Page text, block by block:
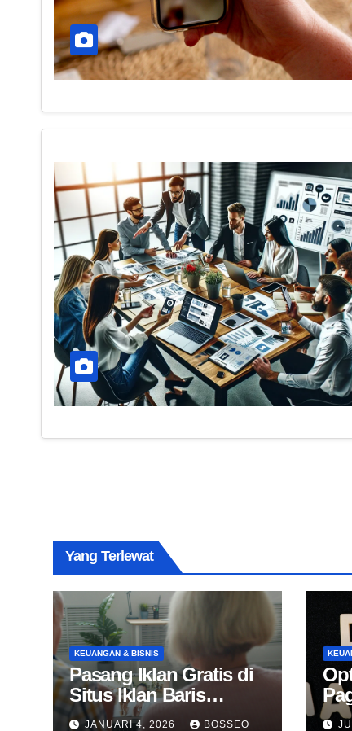
Yang Terlewat
KEUANGAN & BISNIS
Pasang Iklan Gratis di
Situs Iklan Baris
Online
JANUARI 4, 2026 BOSSEO